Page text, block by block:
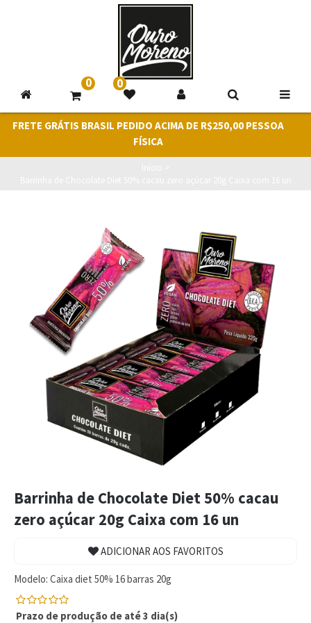
0 0
FRETE GRÁTIS BRASIL PEDIDO ACIMA DE R$250,00 PESSOA
FÍSICA
Barrinha de Chocolate Diet 50% cacau
zero açúcar 20g Caixa com 16 un
ADICIONAR AOS FAVORITOS
Modelo: Caixa diet 50% 16 barras 20g
0
5
0
Prazo de produção de até 3 dia(s)